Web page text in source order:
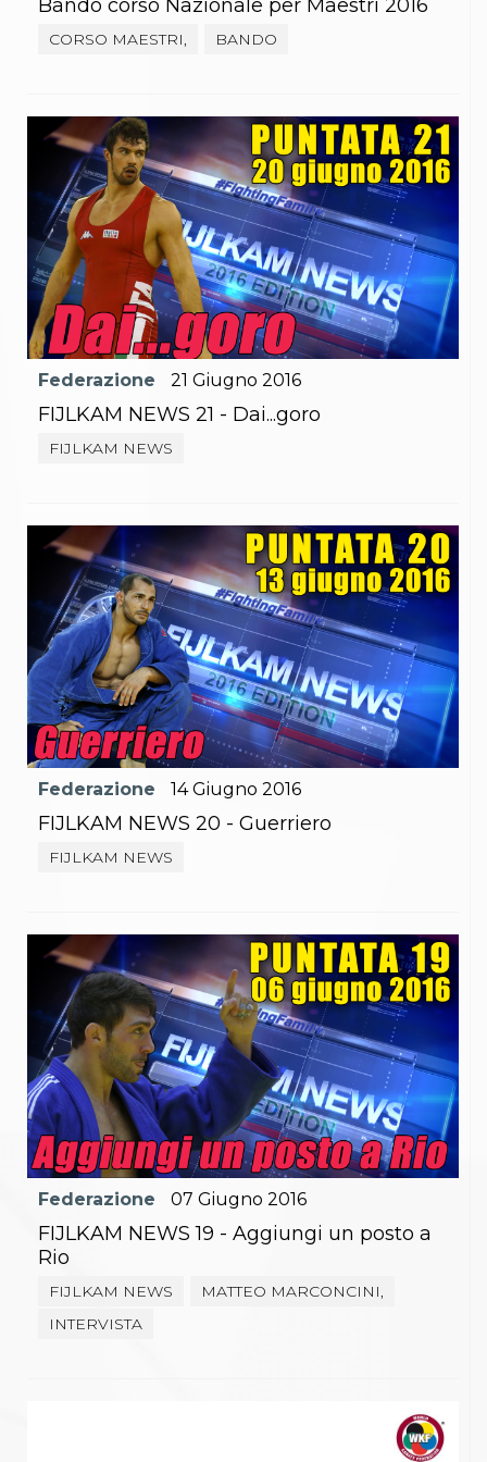
Abilitazioni
News
Quesiti fiscali
Sostenibilità
Documenti
Bando corso Nazionale per Maestri 2016
CORSO MAESTRI, BANDO
Federazione 21 Giugno 2016
FIJLKAM NEWS 21 - Dai...goro
FIJLKAM NEWS
Federazione 14Giugno 2016
FIJLKAM NEWS 20 - Guerriero
FIJLKAM NEWS
Federazione 07 Giugno 2016
FIJLKAM NEWS 19 - Aggiungi un posto a
Rio
FIJLKAM NEWS
MATTEO MARCONCINI,
INTERVISTA